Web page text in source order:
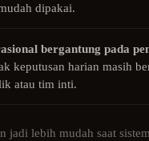
dipakai.
bergantung pada
keputusan harian masih
atau tim inti.
jadi lebih mudah saat